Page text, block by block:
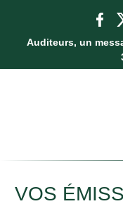
Auditeurs, un
VOS